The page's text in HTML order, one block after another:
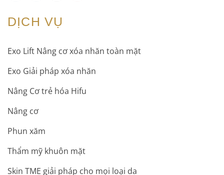
DỊCH VỤ
Exo Lift Nâng cơ xóa nhăn toàn mặt
Exo Giải pháp xóa nhăn
Nâng Cơ trẻ hóa Hifu
Nâng cơ
Phun xăm
Thẩm mỹ khuôn mặt
Skin TME giải pháp cho mọi loại da